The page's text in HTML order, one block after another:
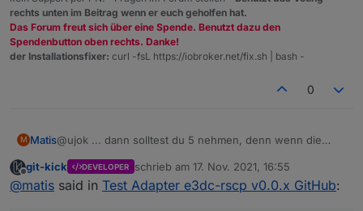
rechts unten im Beitrag wenn er euch geholfen hat.
Das Forum freut sich über eine Spende. Benutzt dazu den
Spendenbutton oben rechts. Danke!
der Installationsfixer: curl -fsL https://iobroker.net/fix.sh | bash -
0
M Matis@ujok ... dann solltest du 5 nehmen, denn wenn die
Offline
git-kick DEVELOPER schrieb am 17. Nov. 2021, 16:55
zuletzt editiert von
@matis said in Test Adapter e3dc-rscp v0.0.x GitHub: